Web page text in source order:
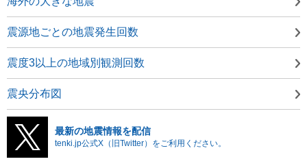
震源地ごとの地震発生回数
震度3以上の地域別観測回数
震央分布図
最新の地震情報を配信
tenki.jp公式X（旧Twitter）をご利用ください。